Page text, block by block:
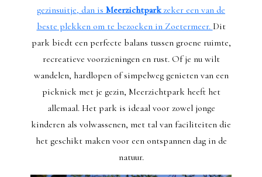
gezinsuitje, dan is Meerzichtparkzeker een van de
beste plekken om te bezoeken in Zoetermeer. Dit
park biedt een perfecte balans tussen groene ruimte,
recreatieve voorzieningen en rust. Of je nu wilt
wandelen, hardlopen of simpelweg genieten van een
picknick met je gezin, Meerzichtpark heeft het
allemaal. Het park is ideaal voor zowel jonge
kinderen als volwassenen, met tal van faciliteiten die
het geschikt maken voor een ontspannen dag in de
natuur.